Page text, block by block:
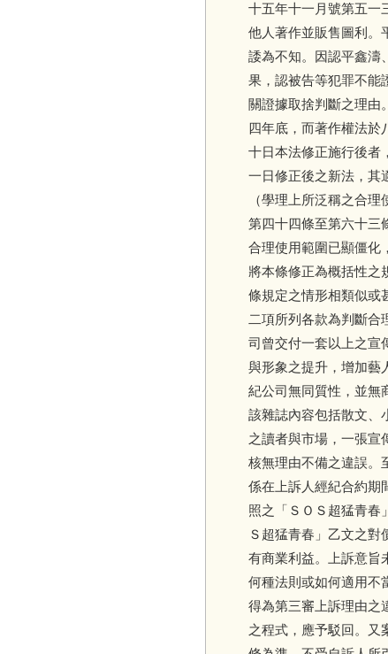
十五年十一月號第五一
他人著作並販售圖利。
諉為不知。因認平鑫濤
果，認被告等犯罪不能
關證據取捨判斷之理由
四年底，而著作權法於
十日本法修正施行後者
一日修正後之新法，其
（學理上所泛稱之合
第四十四條至第六十三
合理使用範圍已顯僵化
將本條修正為概括性之
條規定之情形相類似或
二項所列各款為判斷合
司曾交付一套以上之
與形象之提升，增加藝
紀公司無同質性，並無
該雜誌內容包括散文、
之讀者與市場，一張宣
核無理由不備之違誤。
係在上訴人經紀合約期
照之「ＳＯＳ超猛青春
Ｓ超猛青春」乙文之
有商業利益。上訴意旨
何種法則或如何適用不
得為第三審上訴理由之
之程式，應予駁回。又